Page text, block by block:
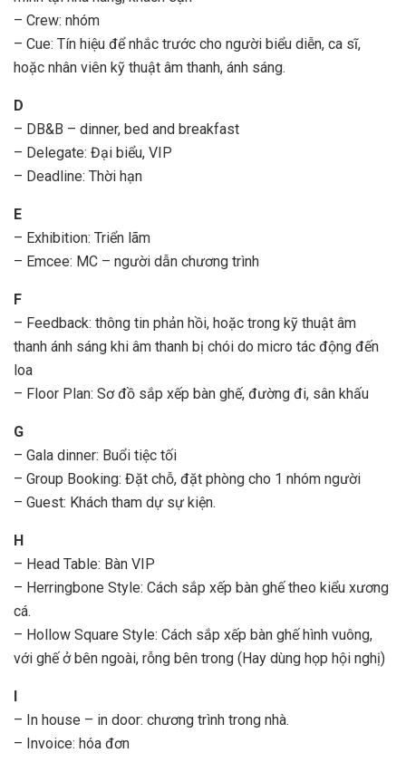
– Crew: nhóm
– Cue: Tín hiệu để nhắc trước cho người biểu diễn, ca sĩ,
hoặc nhân viên kỹ thuật âm thanh, ánh sáng.
D
– DB&B – dinner, bed and breakfast
– Delegate: Đại biểu, VIP
– Deadline: Thời hạn
E
– Exhibition: Triển lãm
– Emcee: MC – người dẫn chương trình
F
– Feedback: thông tin phản hồi, hoặc trong kỹ thuật âm
thanh ánh sáng khi âm thanh bị chói do micro tác động đến
loa
– Floor Plan: Sơ đồ sắp xếp bàn ghế, đường đi, sân khấu
G
– Gala dinner: Buổi tiệc tối
– Group Booking: Đặt chỗ, đặt phòng cho 1 nhóm người
– Guest: Khách tham dự sự kiện.
H
– Head Table: Bàn VIP
– Herringbone Style: Cách sắp xếp bàn ghế theo kiểu xương
cá.
– Hollow Square Style: Cách sắp xếp bàn ghế hình vuông,
với ghế ở bên ngoài, rỗng bên trong (Hay dùng họp hội nghị)
– In house – in door: chương trình trong nhà.
– Invoice: hóa đơn